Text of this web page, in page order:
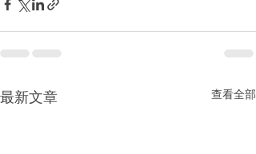
最新文章 查看全部